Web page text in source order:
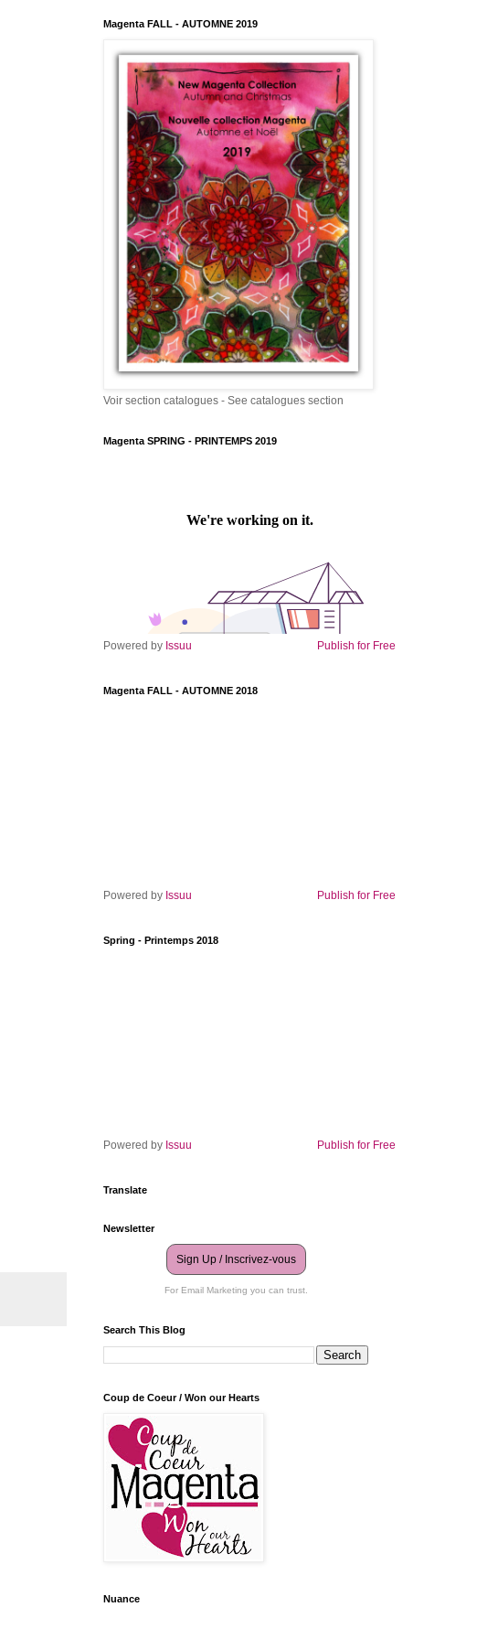
Magenta FALL - AUTOMNE 2019
Voir section catalogues - See catalogues section
Magenta SPRING - PRINTEMPS 2019
Powered by Issuu Publish for Free
Magenta FALL - AUTOMNE 2018
Powered by Issuu Publish for Free
Spring - Printemps 2018
Powered by Issuu Publish for Free
Translate
Newsletter
Sign Up / Inscrivez-vous
For Email Marketing you can trust.
Search This Blog
Coup de Coeur / Won our Hearts
Nuance